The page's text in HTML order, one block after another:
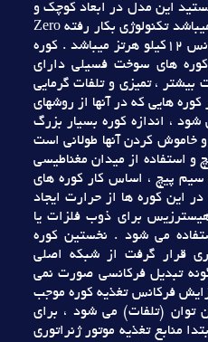
اين مدل در ابعاد کوچک و
قيمت مناسب در دسترس ميباشد تکنولوژي بکار رفته Zero
voltage switching در فرکانس 12کيلو هرتز ميباشد . کوره
کوره هاي سوخت فسيلي داراي
بيشتر ، تميزي و تلفات گرمايي
هايي که در آنها از روشهاي
شود ، اندازه کوره بسيار بزرگ
و خاموش کردن آنها طولاني است
و استفاده از ميدان مغناطيسي
سيم پيچ ، اساس کار کوره هاي
اين کوره ها از حرارت ايجاد
براي ذوب فلزات يا
مي شود . نخستين کوره
قرار گرفت از شبکه اصلي
تبديل فرکانسي صورت نمي
فرکانس تغذيه کوره موجب
توان (تلفات) مي شود ، براي
منابع تغذيه موتور ژنراتوري